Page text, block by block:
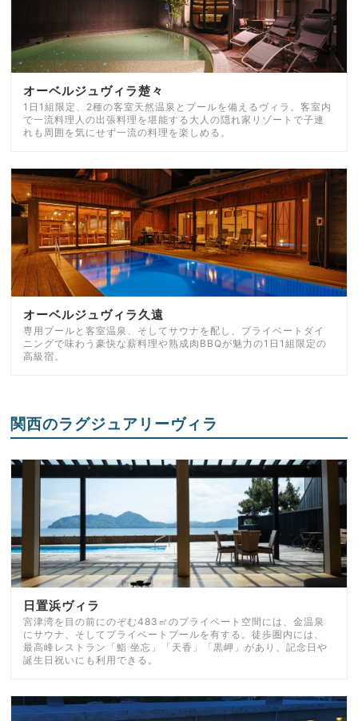
オーベルジュヴィラ楚々
1日1組限定、2種の客室天然温泉とプールを備えるヴィラ。客室内
で一流料理人の出張料理を堪能する大人の隠れ家リゾートで子連
れも周囲を気にせず一流の料理を楽しめる。
オーベルジュヴィラ久遠
専用プールと客室温泉、そしてサウナを配し、プライベートダイ
ニングで味わう豪快な薪料理や熟成肉BBQが魅力の1日1組限定の
高級宿。
関西のラグジュアリーヴィラ
日置浜ヴィラ
宮津湾を目の前にのぞむ483㎡のプライベート空間には、金温泉
にサウナ、そしてプライベートプールを有する。徒歩圏内には、
最高峰レストラン「鮨 坐忘」「天香」「黒岬」があり、記念日や
誕生日祝いにも利用できる。